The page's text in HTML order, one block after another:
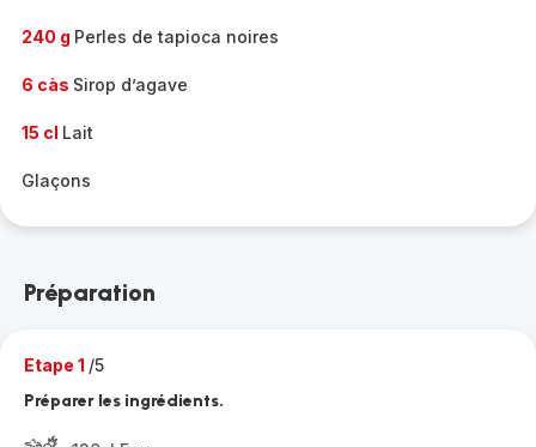
240 g Perles de tapioca noires
6 càs Sirop d’agave
15 cl Lait
Glaçons
Préparation
Etape 1 /5
Préparer les ingrédients.